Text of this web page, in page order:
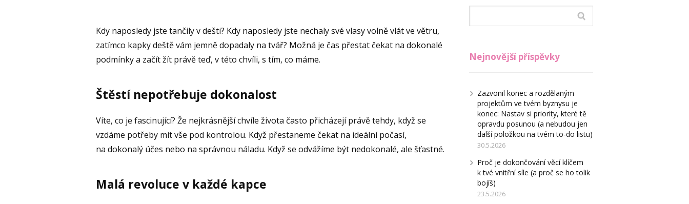
Kdy naposledy jste tančily v dešti? Kdy naposledy jste nechaly své vlasy volně vlát ve větru,
zatímco kapky deště vám jemně dopadaly na tvář? Možná je čas přestat čekat na dokonalé
podmínky a začít žít právě teď, v této chvíli, s tím, co máme.
Štěstí nepotřebuje dokonalost
Víte, co je fascinující? Že nejkrásnější chvíle života často přicházejí právě tehdy, když se
vzdáme potřeby mít vše pod kontrolou. Když přestaneme čekat na ideální počasí,
na dokonalý účes nebo na správnou náladu. Když se odvážíme být nedokonalé, ale šťastné.
Malá revoluce v každé kapce
Nejnovější příspěvky
Zazvonil konec a rozdělaným
projektům ve tvém byznysu je
konec: Nastav si priority, které tě
opravdu posunou (a nebudou jen
další položkou na tvém to-do listu)
30.5.2026
Proč je dokončování věcí klíčem
k tvé vnitřní síle (a proč se ho tolik
bojíš)
23.5.2026